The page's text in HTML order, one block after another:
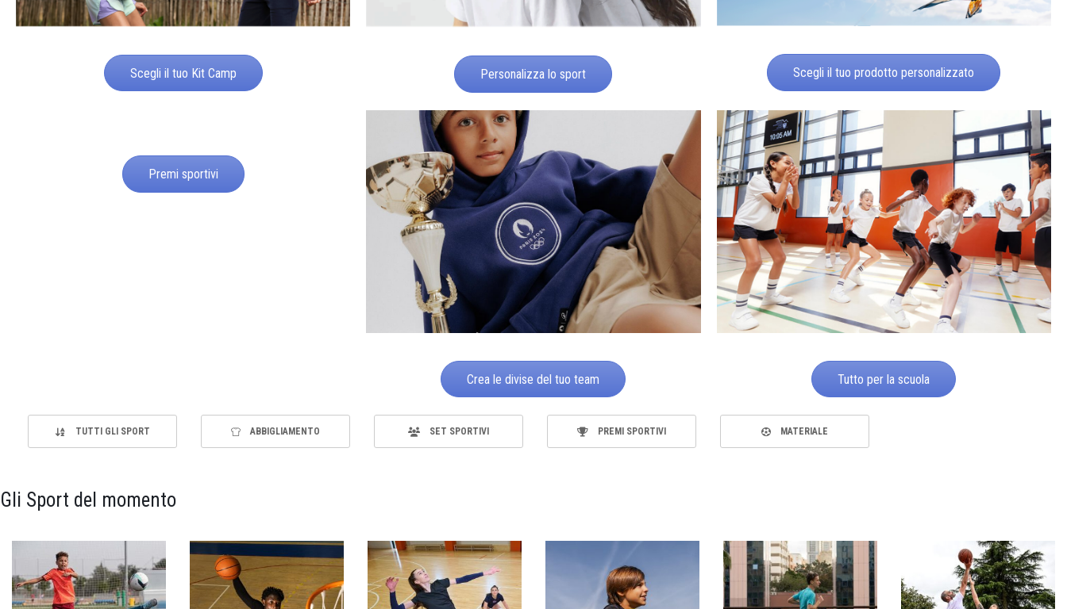
Scegli il tuo Kit Camp Personalizza lo sport Scegli il tuo prodotto personalizzato
Premi sportivi
Crea le divise del tuo team Tutto per la scuola
TUTTI GLI SPORT ABBIGLIAMENTO SET SPORTIVI PREMI SPORTIVI MATERIALE
Gli Sport del momento